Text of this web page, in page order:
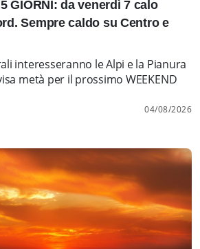
GIORNI: da venerdì 7 calo
Sempre caldo su Centro e
interesseranno le Alpi e la Pianura
metà per il prossimo WEEKEND
04/08/2026